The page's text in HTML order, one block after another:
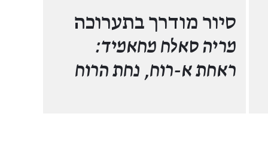
סיור מודרך בתערוכה
מריה סאלח מחאמיד:
ראחת א-רוח, נחת הרוח